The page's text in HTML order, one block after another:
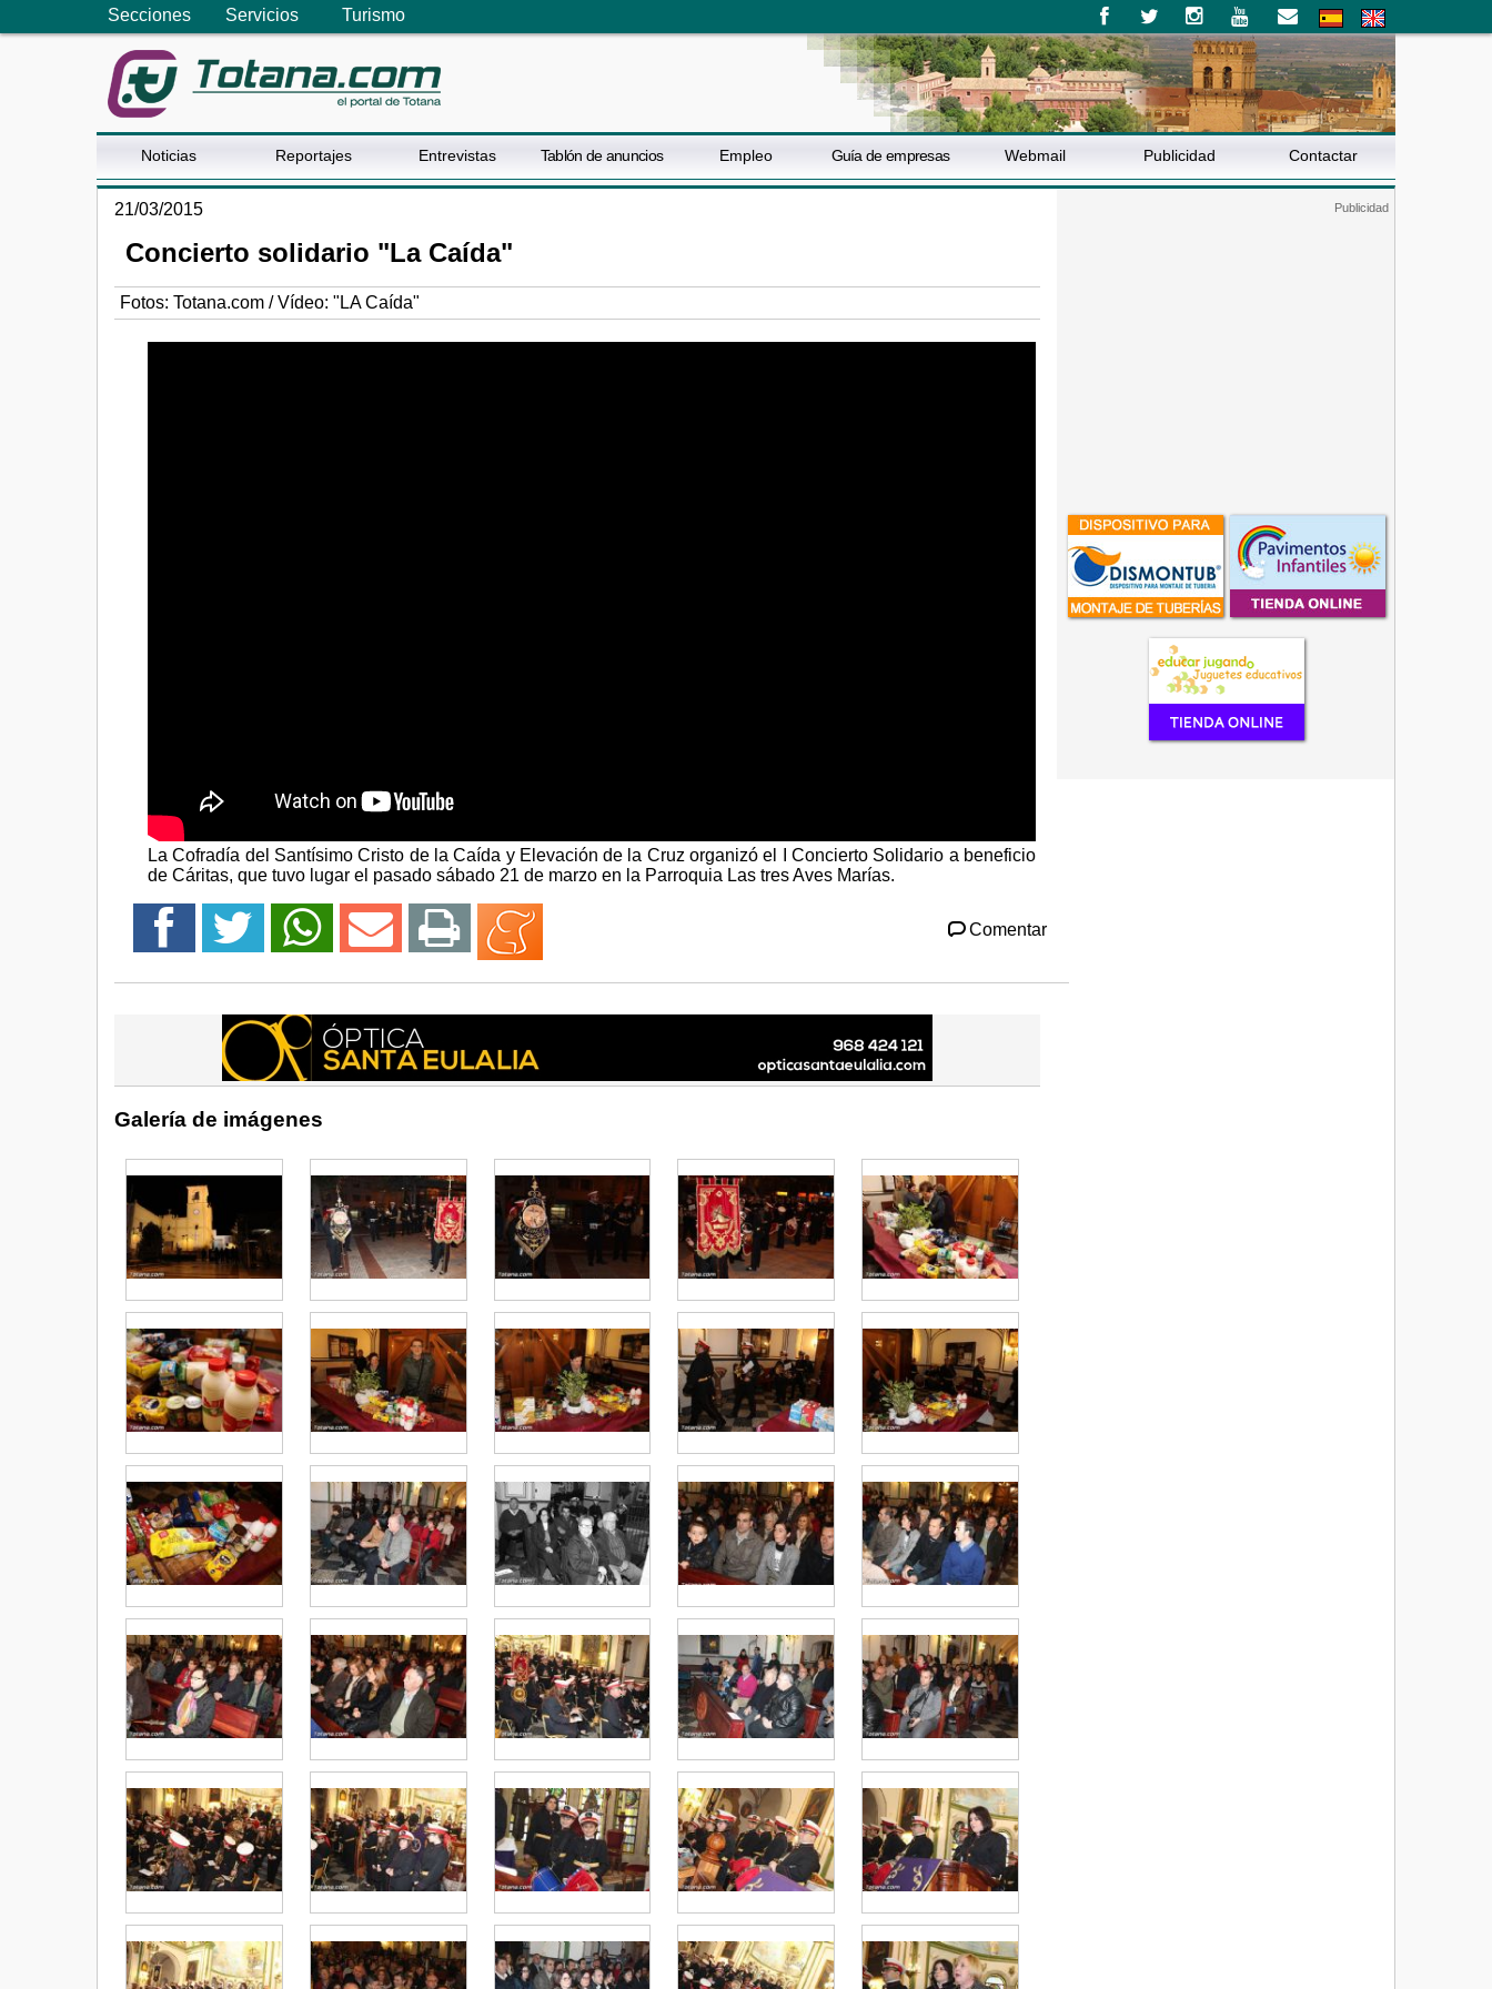
Secciones Servicios Turismo
Noticias Reportajes Entrevistas Tablón de anuncios Empleo Guía de empresas Webmail Publicidad Contactar
21/03/2015
Concierto solidario "La Caída"
Fotos: Totana.com / Vídeo: "LA Caída"
Comentar
La Cofradía del Santísimo Cristo de la Caída y Elevación de la Cruz organizó el I Concierto Solidario a beneficio
de Cáritas, que tuvo lugar el pasado sábado 21 de marzo en la Parroquia Las tres Aves Marías.
Galería de imágenes